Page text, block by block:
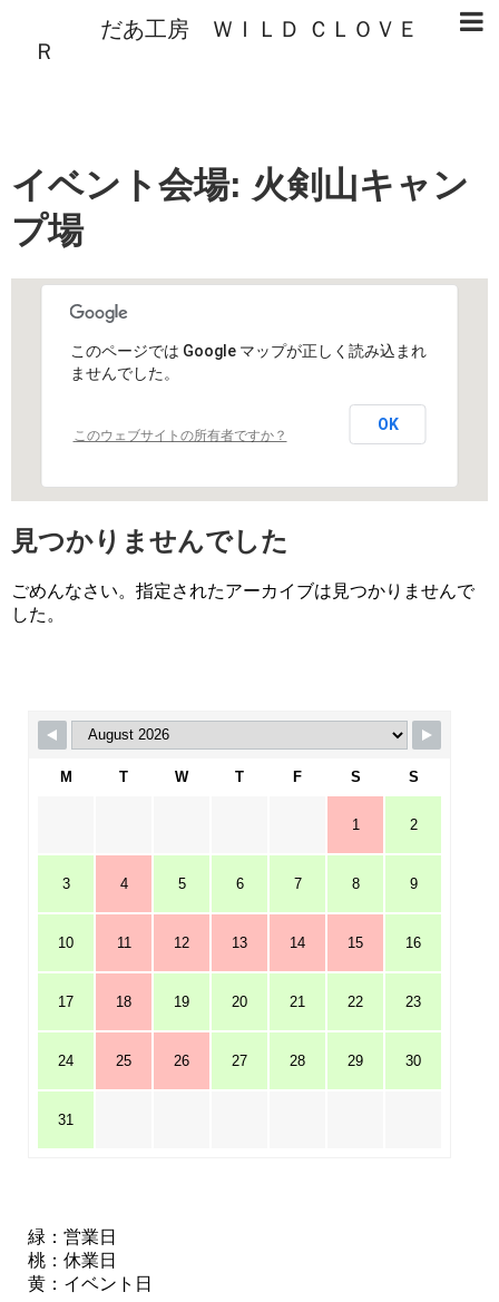
だあ工房 ＷＩＬＤ ＣＬＯＶＥ
Ｒ
イベント会場: 火剣山キャン
プ場
このページでは Google マップが正しく読み込まれ
ませんでした。
このウェブサイトの所有者ですか？
OK
見つかりませんでした
ごめんなさい。指定されたアーカイブは見つかりませんで
した。
M T W T F S S
1 2
3 4 5 6 7 8 9
10 11 12 13 14 15 16
17 18 19 20 21 22 23
24 25 26 27 28 29 30
31
緑：営業日
桃：休業日
黄：イベント日